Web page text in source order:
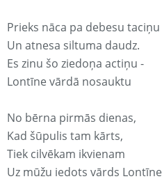
Prieks nāca pa debesu taciņu
Un atnesa siltuma daudz.
Es zinu šo ziedoņa actiņu -
Lontīne vārdā nosauktu
No bērna pirmās dienas,
Kad šūpulis tam kārts,
Tiek cilvēkam ikvienam
Uz mūžu iedots vārds Lontīne